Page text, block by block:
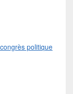
politique